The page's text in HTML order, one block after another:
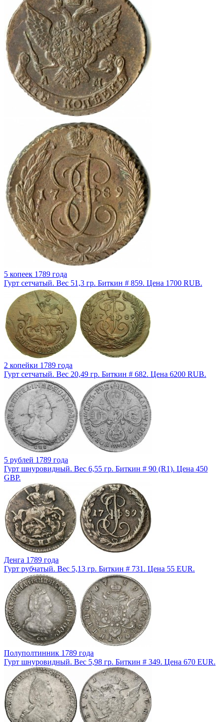
5 копеек 1789 года
Гурт сетчатый. Вес 51,3 гр. Биткин # 859. Цена 1700 RUB.
2 копейки 1789 года
Гурт сетчатый. Вес 20,49 гр. Биткин # 682. Цена 6200 RUB.
5 рублей 1789 года
Гурт шнуровидный. Вес 6,55 гр. Биткин # 90 (R1). Цена 450
GBP.
Денга 1789 года
Гурт рубчатый. Вес 5,13 гр. Биткин # 731. Цена 55 EUR.
Полуполтинник 1789 года
Гурт шнуровидный. Вес 5,98 гр. Биткин # 349. Цена 670 EUR.